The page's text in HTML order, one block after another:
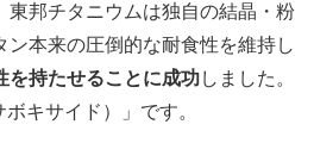
東邦チタニウムは独自の結晶・粉
ン本来の圧倒的な耐食性を維持し
を持たせることに成功しました。
キサイド）」です。